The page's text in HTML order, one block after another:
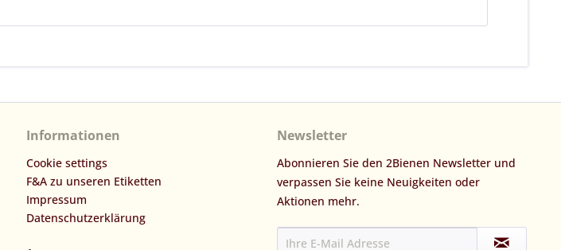
Informationen
Cookie settings
F&A zu unseren Etiketten
Impressum
Datenschutzerklärung
Newsletter
Abonnieren Sie den 2Bienen Newsletter und
verpassen Sie keine Neuigkeiten oder
Aktionen mehr.